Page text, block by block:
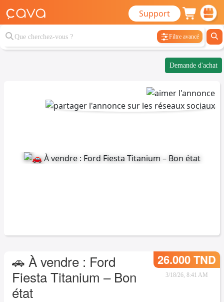
Support
Filtre avancé
Demande d'achat
🚗 À vendre : Ford
Fiesta Titanium – Bon
état
26.000 TND
3/18/26, 8:41 AM